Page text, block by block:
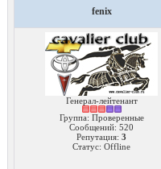
fenix
Генерал-лейтенант
Группа: Проверенные
Сообщений: 520
Репутация: 3
Статус: Offline